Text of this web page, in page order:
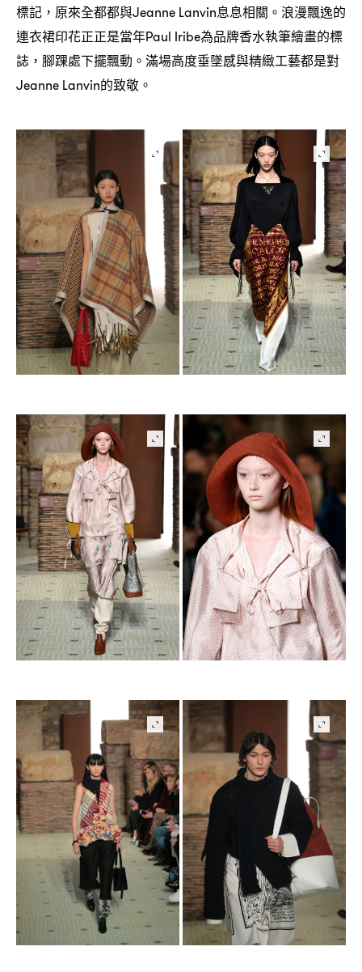
標記 ， 原來全都都與Jeanne Lanvin息息相關。浪漫飄逸的
連衣裙印花正正是當年Paul Iribe為品牌香水執筆繪畫的標
誌 ， 腳踝處下擺飄動。滿場高度垂墜感與精緻工藝都是對
Jeanne Lanvin的致敬。